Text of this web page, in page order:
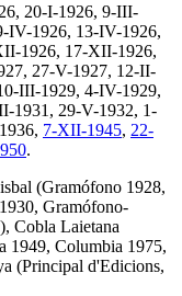
20-I-1926, 9-III-
IV-1926, 13-IV-1926,
1926, 17-XII-1926,
27-V-1927, 12-II-
III-1929, 4-IV-1929,
1931, 29-V-1932, 1-
7-XII-1945, 22-
.
(Gramófono 1928,
Gramófono-
Cobla Laietana
1949, Columbia 1975,
(Principal d'Edicions,